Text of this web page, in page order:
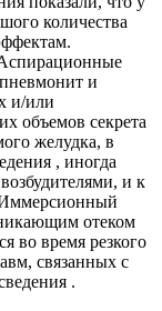
количества
и
и/или
объемов секрета
желудка, в
, иногда
и к
отеком
во время резкого
связанных с
.